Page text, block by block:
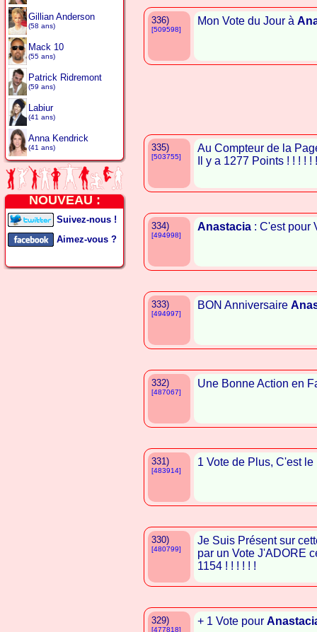
Gillian Anderson
(58 ans)
Mack 10
(55 ans)
Patrick Ridremont
(59 ans)
Labiur
(41 ans)
Anna Kendrick
(41 ans)
NOUVEAU :
Suivez-nous !
Aimez-vous ?
336)
[509598]
Mon Vote du Jour à
335)
[503755]
Au Compteur de la
Il y a 1277 Points ! ! ! ! ! !
334)
[494998]
Anastacia : C'est pour
333)
[494997]
BON Anniversaire
332)
[487067]
Une Bonne Action en
331)
[483914]
1 Vote de Plus, C'est le
330)
[480799]
Je Suis Présent sur
par un Vote J'ADORE
1154 ! ! ! ! ! !
329)
[477818]
+ 1 Vote pour